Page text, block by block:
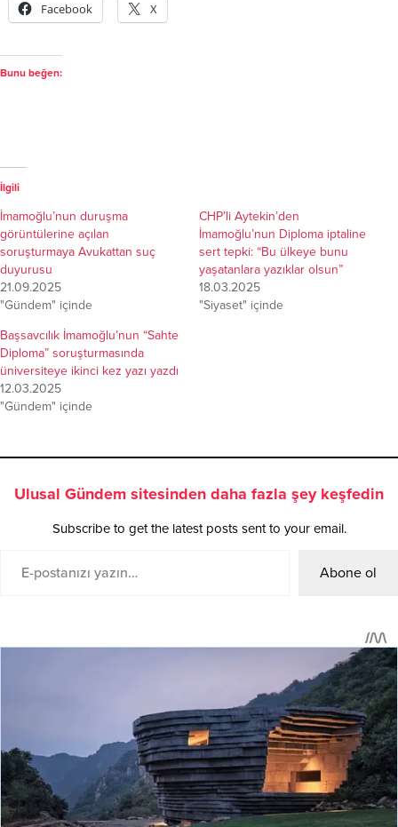
Facebook X
Bunu beğen:
İlgili
İmamoğlu’nun duruşma
görüntülerine açılan
soruşturmaya Avukattan suç
duyurusu
21.09.2025
"Gündem" içinde
CHP’li Aytekin’den
İmamoğlu’nun Diploma iptaline
sert tepki: “Bu ülkeye bunu
yaşatanlara yazıklar olsun”
18.03.2025
"Siyaset" içinde
Başsavcılık İmamoğlu’nun “Sahte
Diploma” soruşturmasında
üniversiteye ikinci kez yazı yazdı
12.03.2025
"Gündem" içinde
Ulusal Gündem sitesinden daha fazla şey keşfedin
Subscribe to get the latest posts sent to your email.
Abone ol